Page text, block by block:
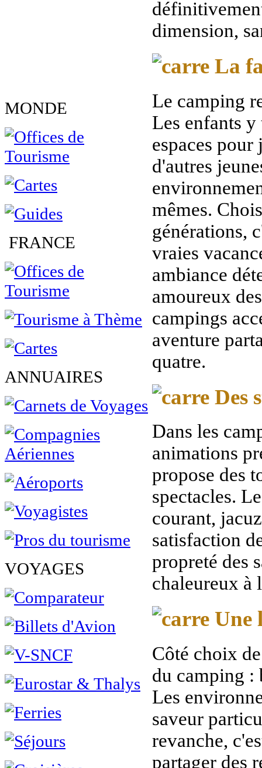
MONDE
FRANCE
ANNUAIRES
VOYAGES
dimension,
La
Le camping
Les enfants
espaces pour
d'autres
mêmes.
générations,
vraies
ambiance
amoureux
campings
aventure
quatre.
Des
Dans les
animations
propose des
spectacles.
courant,
satisfaction
propreté des
chaleureux à
Une
Côté choix
du camping :
Les
saveur
revanche,
partager des